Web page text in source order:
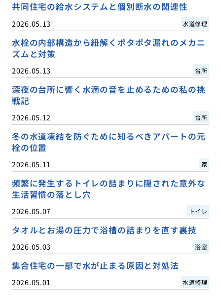
共同住宅の給水システムと個別断水の関連性
2026.05.13 水道修理
水栓の内部構造から紐解くポタポタ漏れのメカニ
ズムと対策
2026.05.13 台所
深夜の台所に響く水滴の音を止めるための私の挑
戦記
2026.05.12 台所
冬の水道凍結を防ぐために知るべきアパートの元
栓の位置
2026.05.11 家
頻繁に発生するトイレの詰まりに隠された意外な
生活習慣の落とし穴
2026.05.07 トイレ
タオルとお湯の圧力で浴槽の詰まりを直す裏技
2026.05.03 浴室
集合住宅の一部で水が止まる原因と対処法
2026.05.01 水道修理